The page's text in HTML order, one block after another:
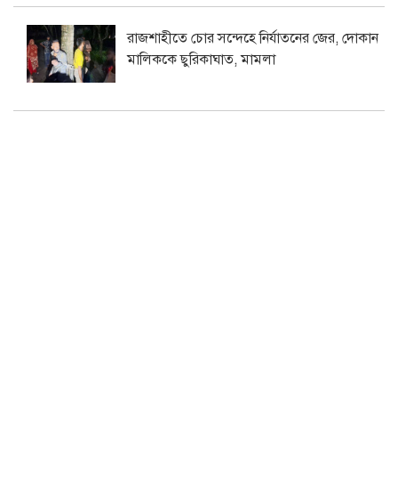
রাজশাহীতে চোর সন্দেহে নির্যাতনের জের, দোকান
মালিককে ছুরিকাঘাত, মামলা